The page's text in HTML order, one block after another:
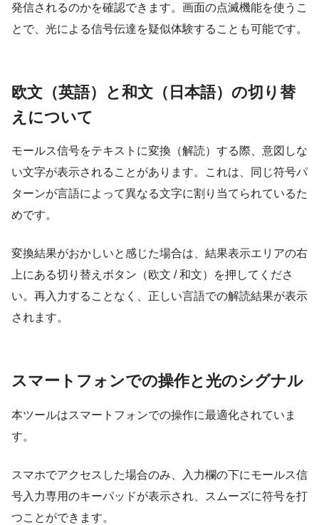
発信されるのかを確認できます。画面の点滅機能を使うこ
とで、光による信号伝達を疑似体験することも可能です。
欧文（英語）と和文（日本語）の切り替
えについて
モールス信号をテキストに変換（解読）する際、意図しな
い文字が表示されることがあります。これは、同じ符号パ
ターンが言語によって異なる文字に割り当てられているた
めです。
変換結果がおかしいと感じた場合は、結果表示エリアの右
上にある切り替えボタン（欧文 / 和文）を押してくださ
い。再入力することなく、正しい言語での解読結果が表示
されます。
スマートフォンでの操作と光のシグナル
本ツールはスマートフォンでの操作に最適化されていま
す。
スマホでアクセスした場合のみ、入力欄の下にモールス信
号入力専用のキーパッドが表示され、スムーズに符号を打
つことができます。